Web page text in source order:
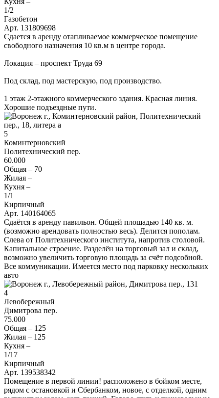
1/2
Газобетон
Арт. 131809698
Сдается в аренду отапливаемое коммерческое помещение
свободного назначения 10 кв.м в центре города.
Локация – проспект Труда 69
Под склад, под мастерскую, под производство.
1 этаж 2-этажного коммерческого здания. Красная линия.
Хорошие подъездные пути.
5
Коминтерновский
Политехнический пер.
60.000
Общая – 70
Жилая –
Кухня –
1/1
Кирпичный
Арт. 140164065
Сдаётся в аренду павильон. Общей площадью 140 кв. м.
(возможно арендовать полностью весь). Делится пополам.
Слева от Политехнического института, напротив столовой.
Капитальное строение. Разделён на торговый зал и склад,
возможно увеличить торговую площадь за счёт подсобной.
Все коммуникации. Имеется место под парковку нескольких
авто
4
Левобережный
Димитрова пер.
75.000
Общая – 125
Жилая – 125
Кухня –
1/17
Кирпичный
Арт. 139538342
Помещение в первой линии! расположено в бойком месте,
рядом с остановкой и Сбербанком, новое, с отделкой, одним